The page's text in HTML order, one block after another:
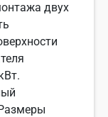
двух